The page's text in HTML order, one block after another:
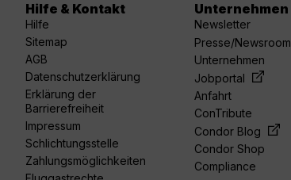
Hilfe & Kontakt
Hilfe
Sitemap
AGB
Datenschutzerklärung
Erklärung der
Barrierefreiheit
Impressum
Schlichtungsstelle
Zahlungsmöglichkeiten
Unternehmen
Newsletter
Presse/Newsroom
Unternehmen
Jobportal
Anfahrt
ConTribute
Condor Blog
Condor Shop
Compliance